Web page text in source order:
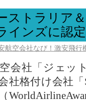
ストラリア
インズに認
航空会社なび！激安飛行
会社「ジェッ
社格付け会社